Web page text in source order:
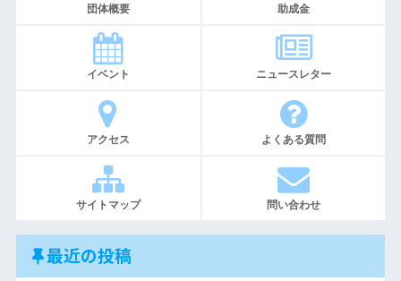
団体概要 助成金
イベント ニュースレター
アクセス よくある質問
サイトマップ 問い合わせ
最近の投稿